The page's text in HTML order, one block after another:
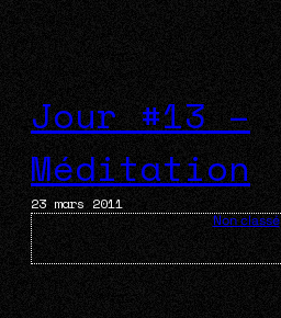
Jour #13 –
Méditation
23 mars 2011
Non classé